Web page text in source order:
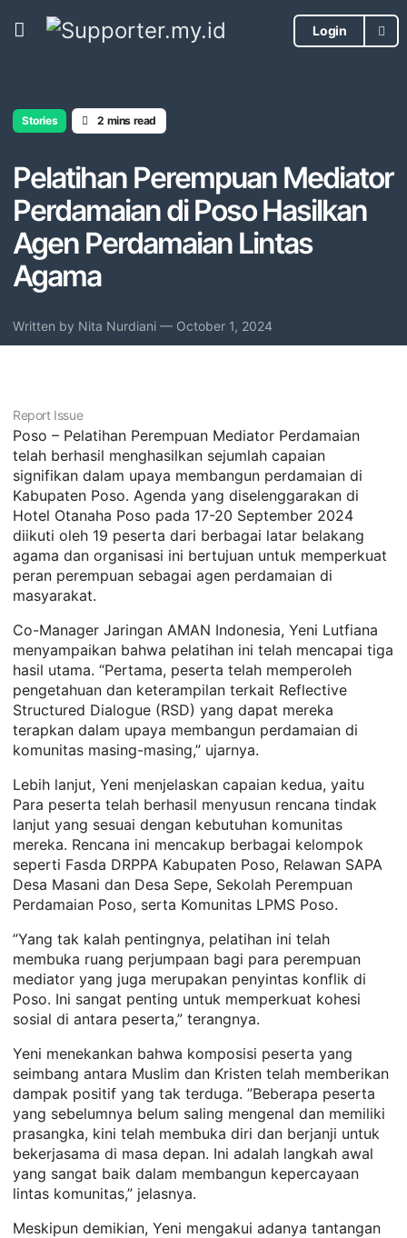
Stories 2 mins read
Pelatihan Perempuan Mediator
Perdamaian di Poso Hasilkan
Agen Perdamaian Lintas
Agama
Written by Nita Nurdiani — October 1, 2024
Login
Report Issue
Poso – Pelatihan Perempuan Mediator Perdamaian
telah berhasil menghasilkan sejumlah capaian
signifikan dalam upaya membangun perdamaian di
Kabupaten Poso. Agenda yang diselenggarakan di
Hotel Otanaha Poso pada 17-20 September 2024
diikuti oleh 19 peserta dari berbagai latar belakang
agama dan organisasi ini bertujuan untuk memperkuat
peran perempuan sebagai agen perdamaian di
masyarakat.
Co-Manager Jaringan AMAN Indonesia, Yeni Lutfiana
menyampaikan bahwa pelatihan ini telah mencapai tiga
hasil utama. “Pertama, peserta telah memperoleh
pengetahuan dan keterampilan terkait Reflective
Structured Dialogue (RSD) yang dapat mereka
terapkan dalam upaya membangun perdamaian di
komunitas masing-masing,” ujarnya.
Lebih lanjut, Yeni menjelaskan capaian kedua, yaitu
Para peserta telah berhasil menyusun rencana tindak
lanjut yang sesuai dengan kebutuhan komunitas
mereka. Rencana ini mencakup berbagai kelompok
seperti Fasda DRPPA Kabupaten Poso, Relawan SAPA
Desa Masani dan Desa Sepe, Sekolah Perempuan
Perdamaian Poso, serta Komunitas LPMS Poso.
”Yang tak kalah pentingnya, pelatihan ini telah
membuka ruang perjumpaan bagi para perempuan
mediator yang juga merupakan penyintas konflik di
Poso. Ini sangat penting untuk memperkuat kohesi
sosial di antara peserta,” terangnya.
Yeni menekankan bahwa komposisi peserta yang
seimbang antara Muslim dan Kristen telah memberikan
dampak positif yang tak terduga. ”Beberapa peserta
yang sebelumnya belum saling mengenal dan memiliki
prasangka, kini telah membuka diri dan berjanji untuk
bekerjasama di masa depan. Ini adalah langkah awal
yang sangat baik dalam membangun kepercayaan
lintas komunitas,” jelasnya.
Meskipun demikian, Yeni mengakui adanya tantangan